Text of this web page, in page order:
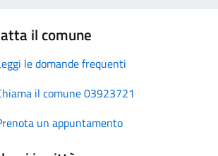
il comune
le domande frequenti
il comune 03923721
un appuntamento